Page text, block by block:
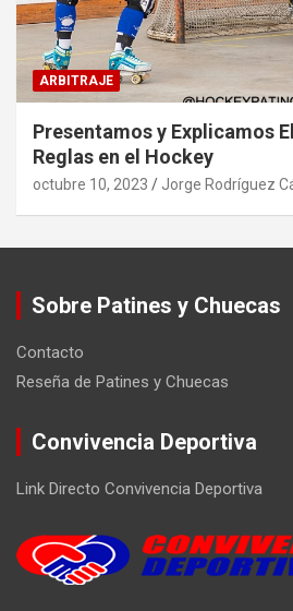
ARBITRAJE
Presentamos y Explicamos
Reglas en el Hockey
octubre 10, 2023 Jorge Rodríguez
Sobre Patines y Chuecas
Contacto
Reseña de Patines y Chuecas
Convivencia Deportiva
Link Directo Convivencia Deportiva